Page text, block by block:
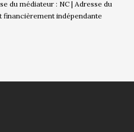
du médiateur : NC | Adresse du
financièrement indépendante